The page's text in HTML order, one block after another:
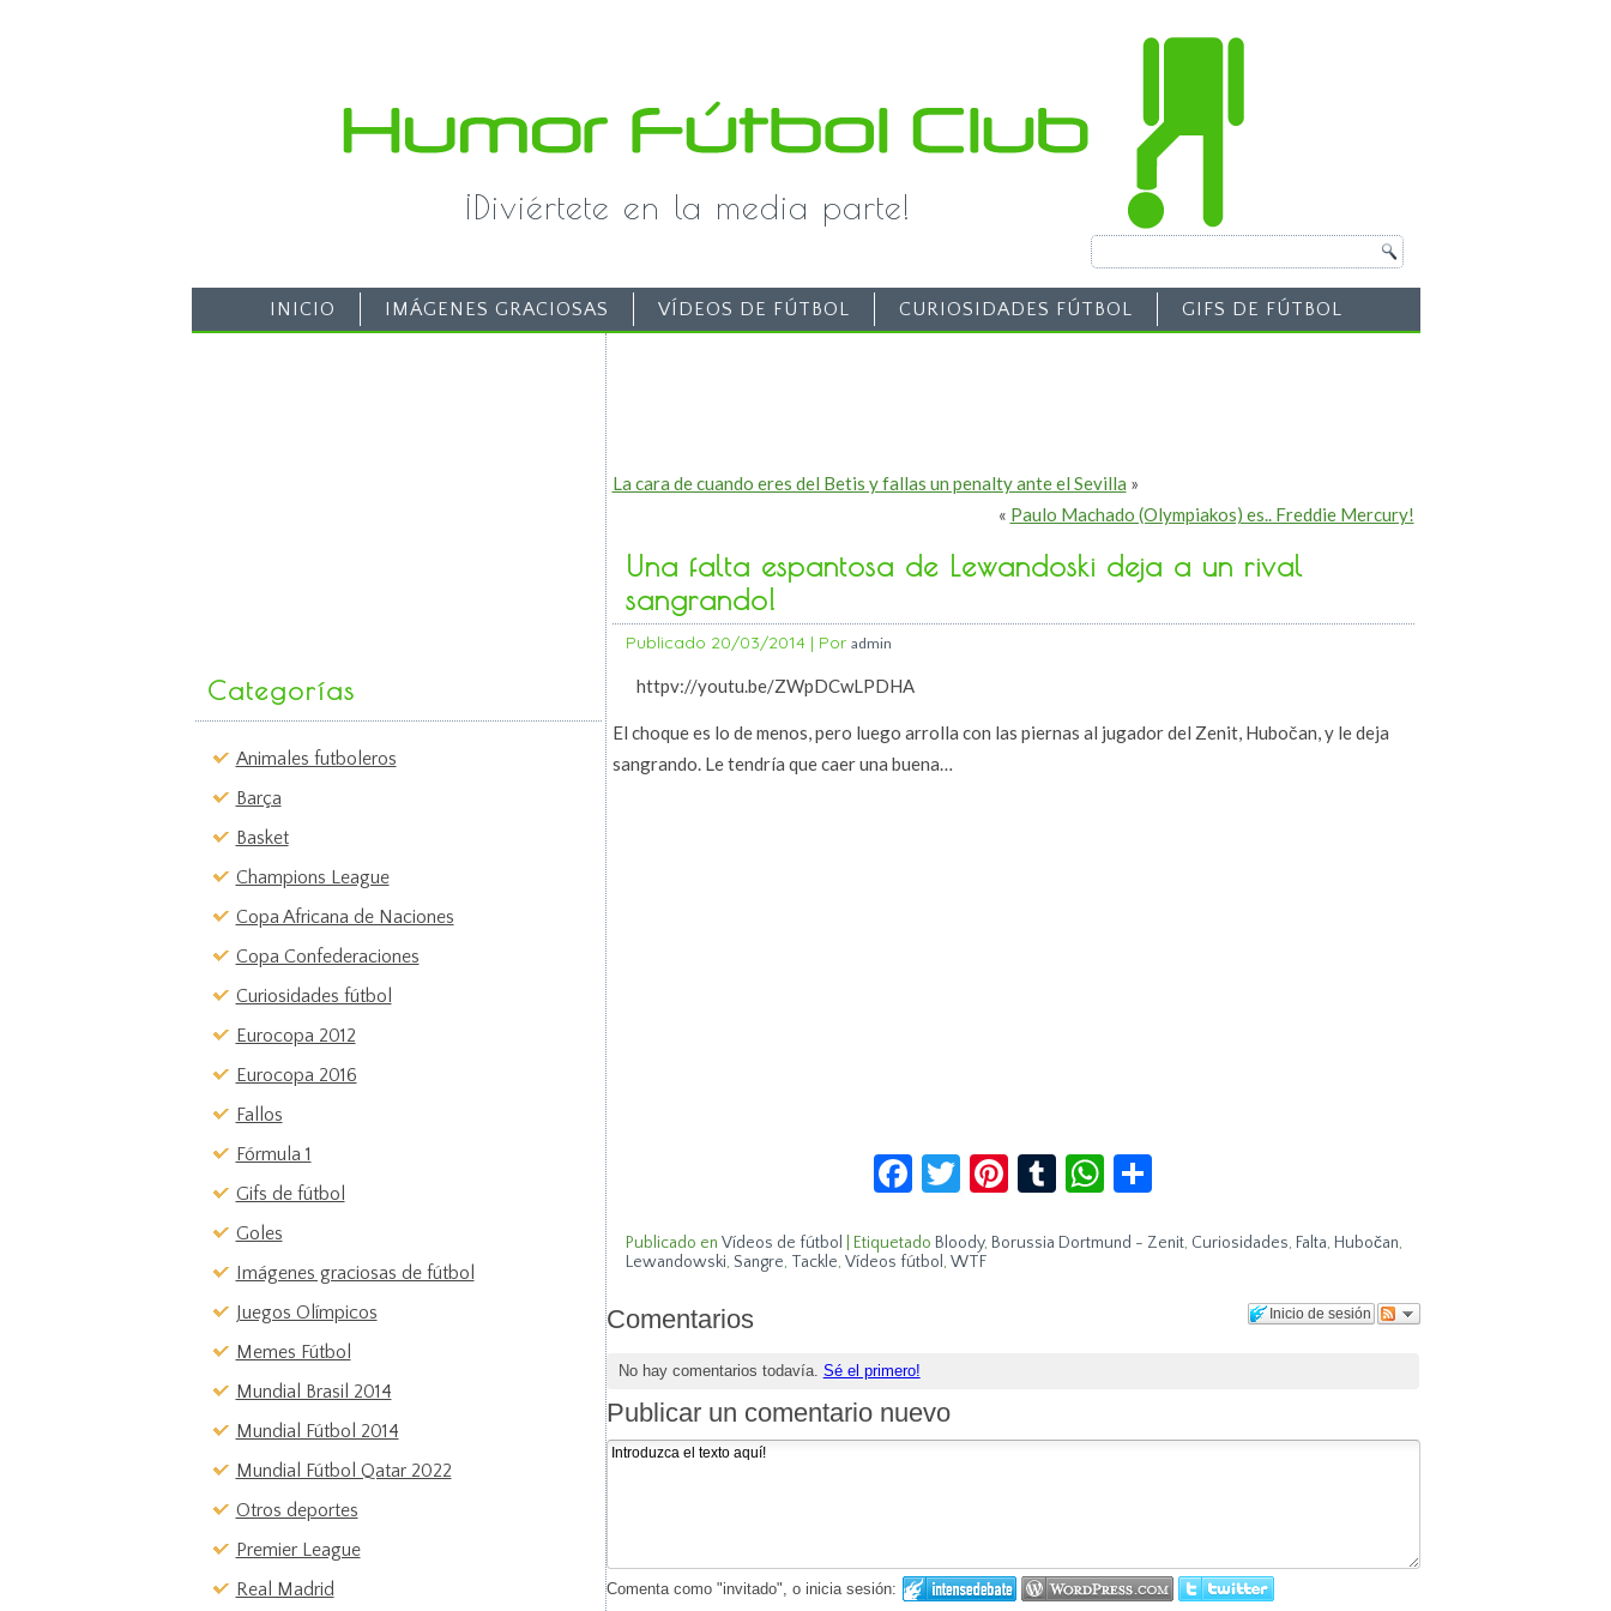
¡Diviértete en la media parte!
INICIO IMÁGENES GRACIOSAS VÍDEOS DE FÚTBOL CURIOSIDADES FÚTBOL GIFS DE FÚTBOL
Categorías
Animales futboleros
Barça
Basket
Champions League
Copa Africana de Naciones
Copa Confederaciones
Curiosidades fútbol
Eurocopa 2012
Eurocopa 2016
Fallos
Fórmula 1
Gifs de fútbol
Goles
Imágenes graciosas de fútbol
Juegos Olímpicos
Memes Fútbol
Mundial Brasil 2014
Mundial Fútbol 2014
Mundial Fútbol Qatar 2022
Otros deportes
Premier League
Real Madrid
La cara de cuando eres del Betis y fallas un penalty ante el Sevilla »
« Paulo Machado (Olympiakos) es.. Freddie Mercury!
Una falta espantosa de Lewandoski deja a un rival
sangrando!
Publicado 20/03/2014| Por admin
httpv://youtu.be/ZWpDCwLPDHA
El choque es lo de menos, pero luego arrolla con las piernas al jugador del Zenit, Hubočan, y le deja
sangrando. Le tendría que caer una buena…
Facebook
Twitter
Pinterest
TumblrWhatsApp
Publicado en Vídeos de fútbol Etiquetado Bloody, Borussia Dortmund - Zenit, Curiosidades, Falta, Hubočan,
Lewandowski, Sangre, Tackle, Vídeos fútbol , WTF
Inicio de sesión
Comentarios
No hay comentarios todavía. Sé el primero!
Publicar un comentario nuevo
Comenta como "invitado", o inicia sesión: